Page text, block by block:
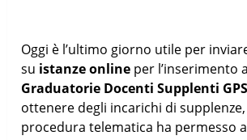
Oggi è l’ultimo giorno utile per
su istanze online per l’inserimento
Graduatorie Docenti Supplenti GPS
ottenere degli incarichi di
procedura telematica ha permesso